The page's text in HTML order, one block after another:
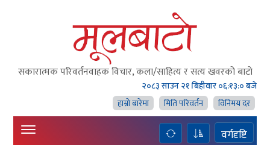
सकारात्मक परिवर्तनवाहक विचार, कला/साहित्य र सत्य खवरको बाटाे
२०८३ साउन २१ बिहीवार०६:१३:०१ बजे
हाम्राे बारेमा
मिति परिवर्तन विनिमय दर
वर्गदृष्टि